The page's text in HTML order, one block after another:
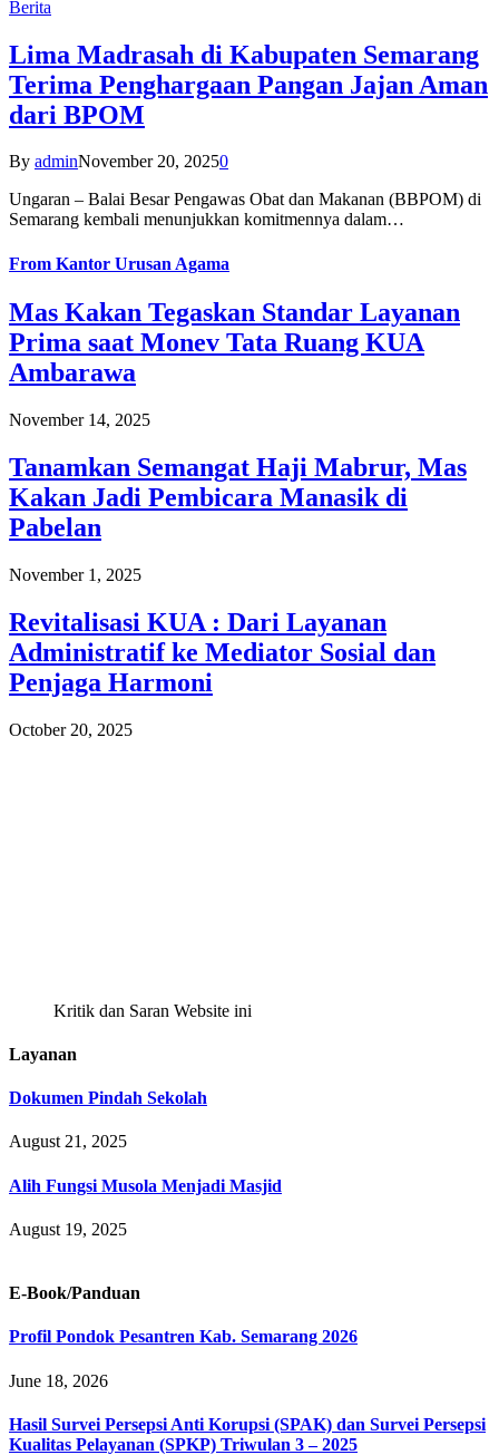
Berita
Lima Madrasah di Kabupaten Semarang
Terima Penghargaan Pangan Jajan Aman
dari BPOM
By adminNovember 20, 20250
Ungaran – Balai Besar Pengawas Obat dan Makanan (BBPOM) di
Semarang kembali menunjukkan komitmennya dalam…
From Kantor Urusan Agama
Mas Kakan Tegaskan Standar Layanan
Prima saat Monev Tata Ruang KUA
Ambarawa
November 14, 2025
Tanamkan Semangat Haji Mabrur, Mas
Kakan Jadi Pembicara Manasik di
Pabelan
November 1, 2025
Revitalisasi KUA : Dari Layanan
Administratif ke Mediator Sosial dan
Penjaga Harmoni
October 20, 2025
Kritik dan Saran Website ini
Layanan
Dokumen Pindah Sekolah
August 21, 2025
Alih Fungsi Musola Menjadi Masjid
August 19, 2025
E-Book/Panduan
Profil Pondok Pesantren Kab. Semarang 2026
June 18, 2026
Hasil Survei Persepsi Anti Korupsi (SPAK) dan Survei Persepsi
Kualitas Pelayanan (SPKP) Triwulan 3 – 2025